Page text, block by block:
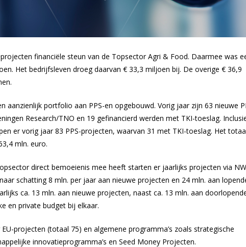
financiële steun van de Topsector Agri & Food. Daarmee was
Het bedrijfsleven droeg daarvan € 33,3 miljoen bij. De overige € 36,9
aanzienlijk portfolio aan PPS-en opgebouwd. Vorig jaar zijn 63 nieuwe
Research/TNO en 19 gefinancierd werden met TKI-toeslag.
er vorig jaar 83 PPS-projecten, waarvan 31 met TKI-toeslag. Het
mln. euro.
direct bemoeienis mee heeft starten er jaarlijks projecten via
schatting 8 mln. per jaar aan nieuwe projecten en 24 mln. aan
ca. 13 mln. aan nieuwe projecten, naast ca. 13 mln. aan
en private budget bij elkaar.
projecten (totaal 75) en algemene programma’s zoals strategische
innovatieprogramma’s en Seed Money Projecten.